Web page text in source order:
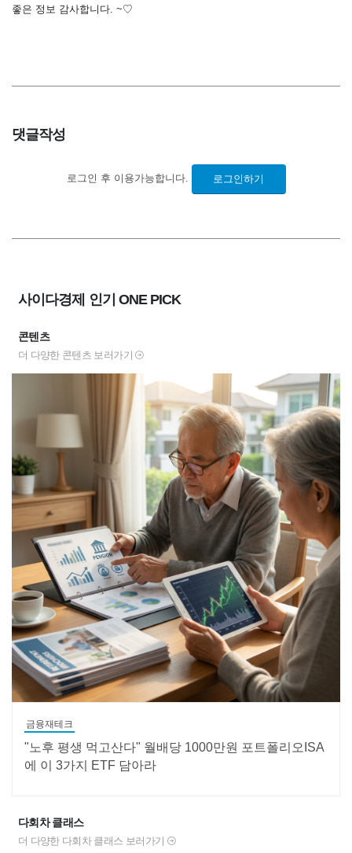
좋은 정보 감사합니다. ~♡
댓글작성
로그인 후 이용가능합니다. 로그인하기
사이다경제 인기 ONE PICK
콘텐츠
더 다양한 콘텐츠 보러가기
금융재테크
"노후 평생 먹고산다" 월배당 1000만원 포트폴리오ISA
에 이 3가지 ETF 담아라
다회차 클래스
더 다양한 다회차 클래스 보러가기